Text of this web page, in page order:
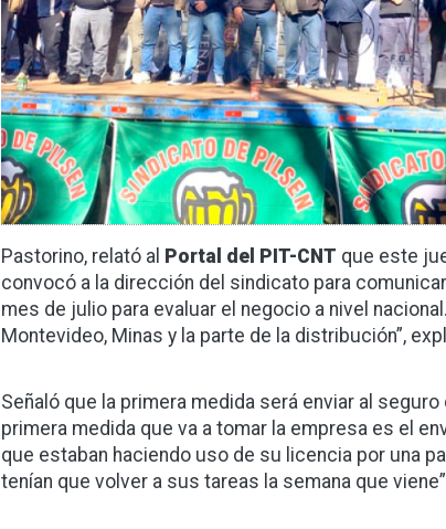
Pastorino, relató al Portal del PIT-CNT que este
convocó a la dirección del sindicato para
mes de julio para evaluar el negocio a nivel
Montevideo, Minas y la parte de la distribución”,
Señaló que la primera medida será enviar al
primera medida que va a tomar la empresa es el
que estaban haciendo uso de su licencia por una
tenían que volver a sus tareas la semana que